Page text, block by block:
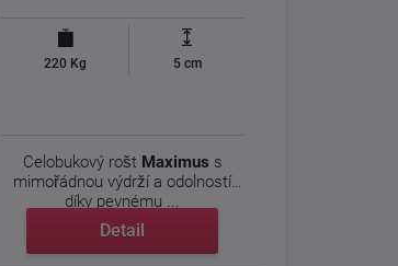
220 Kg 5 cm
Celobukový rošt Maximus s
mimořádnou výdrží a odolností
díky pevnému ...
Detail